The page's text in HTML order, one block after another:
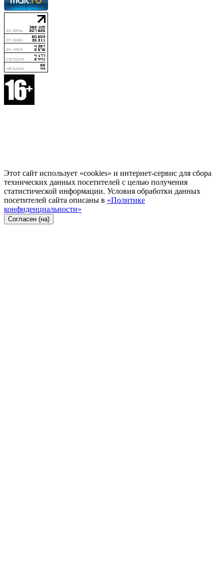
Этот сайт использует «cookies» и интернет-сервис для сбора
технических данных посетителей с целью получения
статистической информации. Условия обработки данных
посетителей сайта описаны в «Политике
конфиденциальности»
Согласен (на)